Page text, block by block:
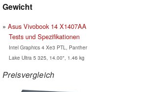
Gewicht
Asus Vivobook 14 X1407AA
Tests und Spezifikationen
Intel Graphics 4 Xe3 PTL, Panther
Lake Ultra 5 325, 14.00", 1.46 kg
Preisvergleich